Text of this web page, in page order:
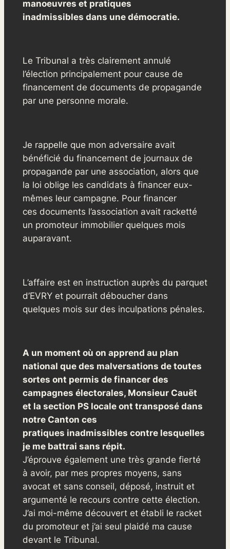
manoeuvres et pratiques
inadmissibles dans une démocratie.
Le Tribunal a très clairement annulé
l’élection principalement pour cause de
financement de documents de propagande
par une personne morale.
Je rappelle que mon adversaire avait
bénéficié du financement de journaux de
propagande par une association, alors que
la loi oblige les candidats à financer eux-
mêmes leur campagne. Pour financer
ces documents l’association avait racketté
un promoteur immobilier quelques mois
auparavant.
L’affaire est en instruction auprès du parquet
d’EVRY et pourrait déboucher dans
quelques mois sur des inculpations pénales.
A un moment où on apprend au plan
national que des malversations de toutes
sortes ont permis de financer des
campagnes électorales, Monsieur Cauët
et la section PS locale ont transposé dans
notre Canton ces
pratiques inadmissibles contre lesquelles
je me battrai sans répit.
J’éprouve également une très grande fierté
à avoir, par mes propres moyens, sans
avocat et sans conseil, déposé, instruit et
argumenté le recours contre cette élection.
J’ai moi-même découvert et établi le racket
du promoteur et j’ai seul plaidé ma cause
devant le Tribunal.